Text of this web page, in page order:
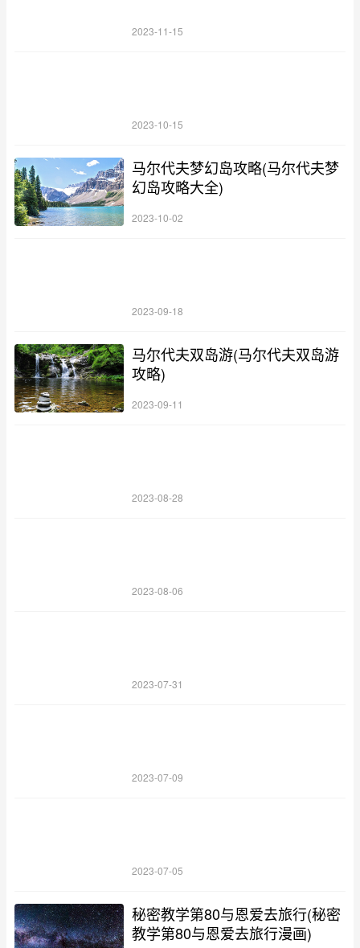
2023-11-15
2023-10-15
马尔代夫梦幻岛攻略(马尔代夫梦
幻岛攻略大全)
2023-10-02
2023-09-18
马尔代夫双岛游(马尔代夫双岛游
攻略)
2023-09-11
2023-08-28
2023-08-06
2023-07-31
2023-07-09
2023-07-05
秘密教学第80与恩爱去旅行(秘密
教学第80与恩爱去旅行漫画)